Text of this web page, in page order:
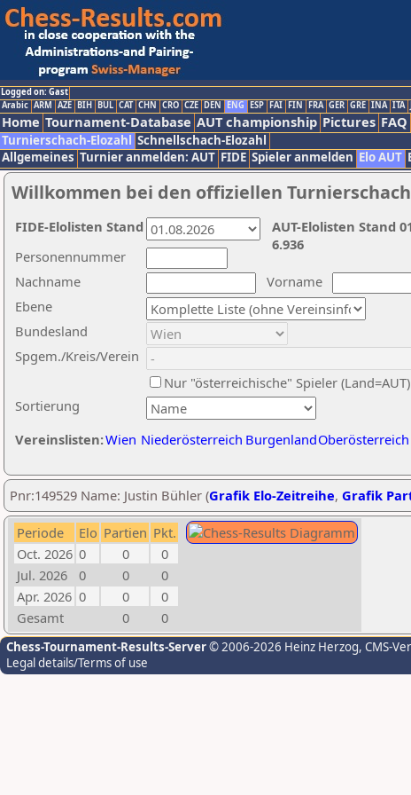
Logged on: Gast
Arabic ARM AZE BIH BUL CAT CHN CRO CZE DEN ENG ESP FAI FIN FRA GER GRE INA ITA
Home Tournament-Database AUT championship Pictures FAQ
Turnierschach-Elozahl Schnellschach-Elozahl
Allgemeines Turnier anmelden: AUT FIDE Spieler anmelden Elo AUT
Willkommen bei den offiziellen
Nachname
Vorname
Ebene
Sortierung
Personennummer
Bundesland
Spgem./Kreis/Verein
Nur "österreichische" Spieler (Land=AUT)
Vereinslisten:Wien Niederösterreich BurgenlandOberösterreich
AUT-Elolisten Stand
6.936
FIDE-Elolisten Stand
Pnr:149529 Name: Justin Bühler (Grafik Elo-Zeitreihe, Grafik
Periode Elo Partien Pkt.
Oct. 2026 0 0
0
Jul. 2026
0 0
0
Apr. 2026 0 0
0
Gesamt
0 0
Chess-Tournament-Results-Server© 2006-2026 Heinz Herzog, CMS-
Legal details/Terms of use